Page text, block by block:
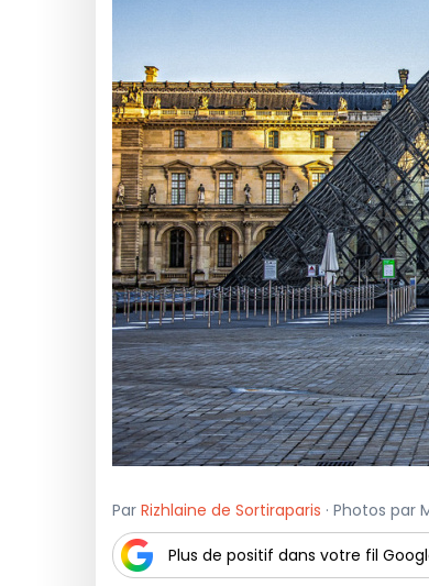
Par Rizhlaine de Sortiraparis · Photos par
Plus de positif dans votre fil